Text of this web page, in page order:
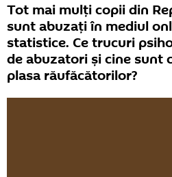
Tot mai mulți copii din
sunt abuzați în mediul
statistice. Ce trucuri
de abuzatori și cine sunt
plasa răufăcătorilor?